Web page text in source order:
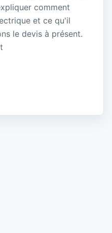
comment
et ce qu'il
le devis à présent.